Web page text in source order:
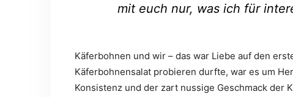
mit euch nur, was ich für
Käferbohnen und wir – das war Liebe auf den
Käferbohnensalat probieren durfte, war es um
Konsistenz und der zart nussige Geschmack der